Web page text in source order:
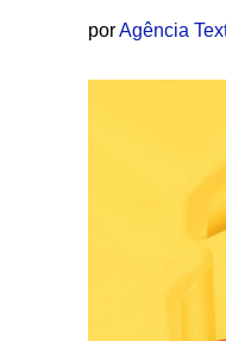
porAgência